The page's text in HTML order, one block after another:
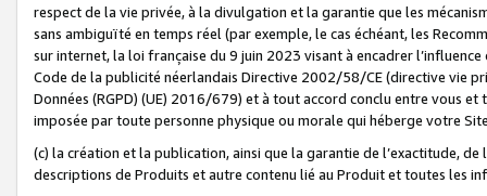
respect de la vie privée, à la divulgation et la garantie que les
sans ambiguïté en temps réel (par exemple, le cas échéant, les
sur internet, la loi française du 9 juin 2023 visant à encadrer
Code de la publicité néerlandais Directive 2002/58/CE (directive vie
Données (RGPD) (UE) 2016/679) et à tout accord conclu entre vous
imposée par toute personne physique ou morale qui héberge votre
(c) la création et la publication, ainsi que la garantie de l’exactitude,
descriptions de Produits et autre contenu lié au Produit et toutes les